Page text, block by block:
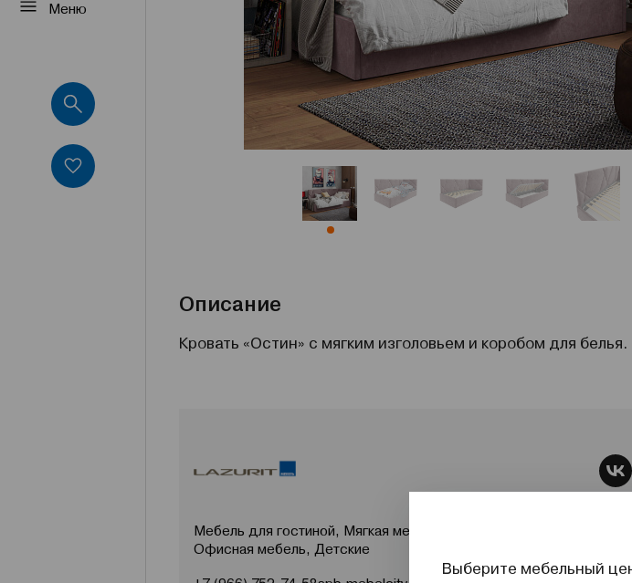
Меню
Описание
Кровать «Остин» с мягким изголовьем и коробом для белья.
Мебель для гостиной, Мягкая мебель, Все для сна, Системы
Офисная мебель, Детские
Выберите мебельный